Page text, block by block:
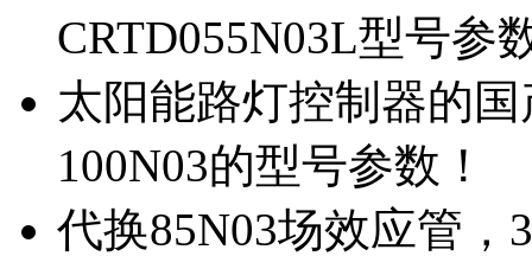
CRTD055N03L型号参
太阳能路灯控制器的
100N03的型号参数！
代换85N03场效应管